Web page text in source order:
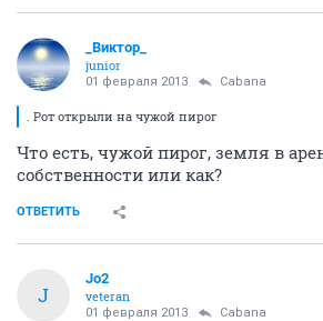
_Виктор_
juniоr
01 февраля 2013 Cabana
. Рот открыли на чужой пирог
Что есть, чужой пирог, земля в
собственности или как?
ОТВЕТИТЬ
J
Jo2
veteran
01 февраля 2013 Cabana